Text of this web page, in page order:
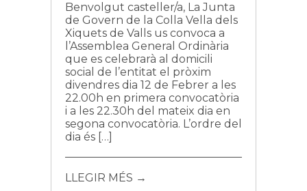
Benvolgut casteller/a, La Junta
de Govern de la Colla Vella dels
Xiquets de Valls us convoca a
l’Assemblea General Ordinària
que es celebrarà al domicili
social de l’entitat el pròxim
divendres dia 12 de Febrer a les
22.00h en primera convocatòria
i a les 22.30h del mateix dia en
segona convocatòria. L’ordre del
dia és […]
LLEGIR MÉS →